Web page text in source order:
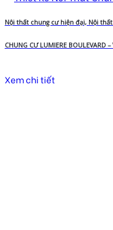
Nội thất chung cư hiện đại, Nội
CHUNG CƯ LUMIERE BOULEVARD
Xem chi tiết